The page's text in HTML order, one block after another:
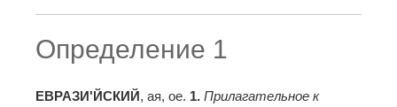
Определение 1
ЕВРАЗИ'ЙСКИЙ, ая, ое. 1. Прилагательное к